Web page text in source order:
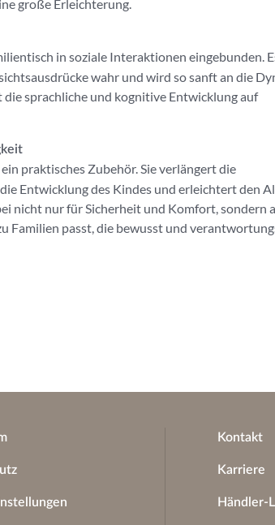
große Erleichterung.
in soziale Interaktionen eingebunden.
wahr und wird so sanft an die
sprachliche und kognitive Entwicklung auf
praktisches Zubehör. Sie verlängert die
Entwicklung des Kindes und erleichtert den
nicht nur für Sicherheit und Komfort, sondern
Familien passt, die bewusst und
Kontakt
Karriere
Händler-